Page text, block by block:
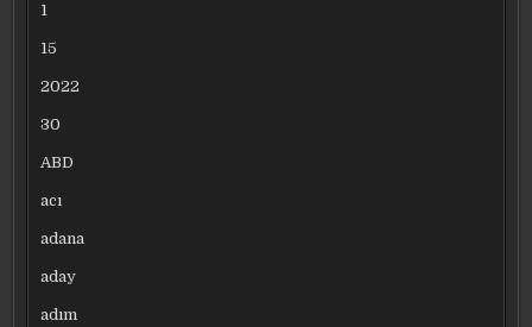
1
15
2022
30
ABD
acı
adana
aday
adım